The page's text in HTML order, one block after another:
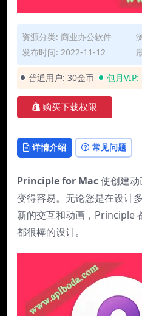
资源分类: 商业办公软件
发布时间: 2022-11-12
普通用户: 30金币 包月VIP:
购买下载权限
详情介绍 常见问题
Principle for Mac使创建
变得容易。无论您是在设计
新的交互和动画，Principle
都很棒的设计。